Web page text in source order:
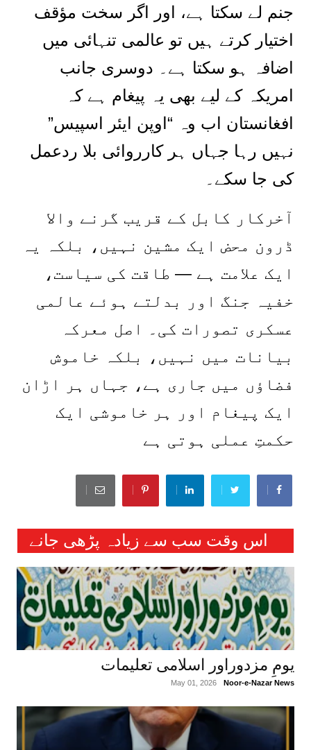
جنم لے سکتا ہے، اور اگر سخت مؤقف
اختیار کرتے ہیں تو عالمی تنہائی میں
اضافہ ہو سکتا ہے۔ دوسری جانب
امریکہ کے لیے بھی یہ پیغام ہے کہ
افغانستان اب وہ “اوپن ایئر اسپیس”
نہیں رہا جہاں ہر کارروائی بلا ردعمل
کی جا سکے۔
آخرکار کابل کے قریب گرنے والا
ڈرون محض ایک مشین نہیں، بلکہ یہ
ایک علامت ہے — طاقت کی سیاست،
خفیہ جنگ اور بدلتے ہوئے عالمی
عسکری تصورات کی۔ اصل معرکہ
بیانات میں نہیں، بلکہ خاموش
فضاؤں میں جاری ہے، جہاں ہر اڑان
ایک پیغام اور ہر خاموشی ایک
حکمتِ عملی ہوتی ہے
اس وقت سب سے زیادہ پڑھی جانے
والی خبریں :
یومِ مزدوراور اسلامی تعلیمات
Noor-e-Nazar News
May 01, 2026